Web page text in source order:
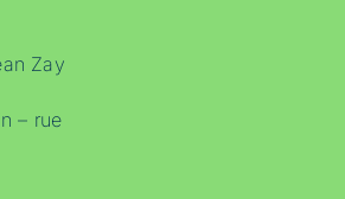
Zay
– rue